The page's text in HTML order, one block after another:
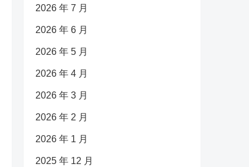
2026 年 7 月
2026 年 6 月
2026 年 5 月
2026 年 4 月
2026 年 3 月
2026 年 2 月
2026 年 1 月
2025 年 12 月